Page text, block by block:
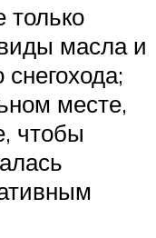
только
масла и
месте,
чтобы